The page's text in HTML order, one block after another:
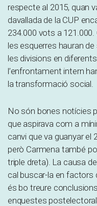
respecte al 2015, quan
davallada de la CUP
234.000 vots a
les esquerres hauran
les divisions en
l’enfrontament intern
la transformació social.
No són bones notícies
que aspirava com a
canvi que va guanyar el
però Carmena també
triple dreta). La causa
cal buscar-la en
és bo treure
enquestes